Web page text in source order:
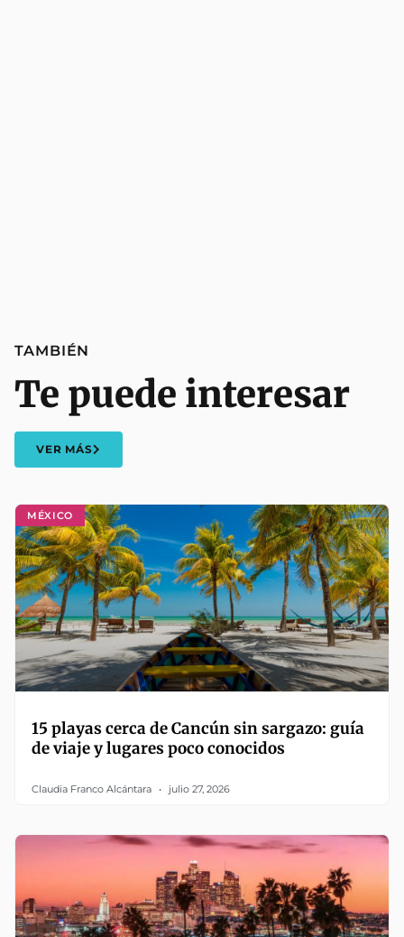
MÉXICO
15 playas cerca de Cancún sin sargazo: guía
de viaje y lugares poco conocidos
Claudia Franco Alcántara julio 27, 2026
TAMBIÉN
Te puede interesar
VER MÁS